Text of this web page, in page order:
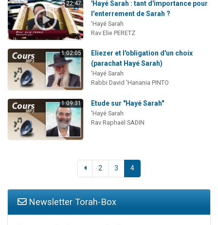
22:47
'Hayé Sarah : tant d'importance pour
l'enterrement de Sarah ?
'Hayé Sarah
Rav Elie PERETZ
1:02:05
Eliezer et l'obligation d'un choix
(parachat Hayé Sarah)
'Hayé Sarah
Rabbi David 'Hanania PINTO
1:09:31 Etude sur "Hayé Sarah"
'Hayé Sarah
Rav Raphaël SADIN
2 3 4
Newsletter Torah-Box